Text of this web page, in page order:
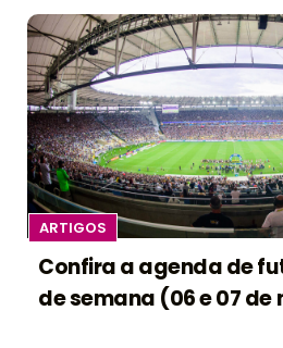
ARTIGOS
Confira a agenda de
de semana (06 e 07 de